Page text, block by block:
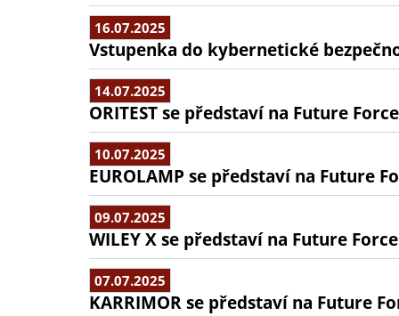
16.07.2025
Vstupenka do kybernetické
14.07.2025
ORITEST se představí na Future
10.07.2025
EUROLAMP se představí na Future
09.07.2025
WILEY X se představí na Future
07.07.2025
KARRIMOR se představí na Future